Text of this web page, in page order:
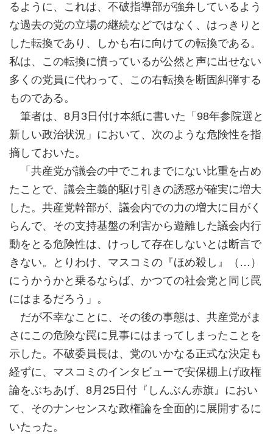
るように、これは、不破指導部が強弁しているよう
な過去の党の立場の継続などではなく、はっきりと
した転換であり、しかも右に向けての転換である。
私は、この転換に憤っているが公然と声に出せない
多くの党員に代わって、この右転換を断固糾弾する
ものである。
筆者は、8月3日付け本紙に書いた「98年参院選と
新しい政治状況」において、次のような危険性を指
摘しておいた。
「共産党が議会の中でこれまでにない比重を占め
たことで、議会主義的駆け引きの誘惑が確実に増大
した。共産党幹部が、議会内での力の増大に目がく
らんで、その支持基盤の利害から遊離した議会内行
動をとる危険性は、けっして存在しないとは断言で
きない。とりわけ、マスコミの『ほめ殺し』（…）
にうかうかと乗るならば、かつての社会党と同じ罠
にはまるだろう」。
だが不幸なことに、その後の事態は、共産党がま
さにこの危険な罠に見事にはまってしまったことを
示した。不破委員長は、党のいかなる正式な決定も
経ずに、マスコミのインタビューで安保棚上げ政権
論をぶちあげ、8月25日付『しんぶん赤旗』におい
て、そのナンセンスな政権論を全面的に展開するに
いたった。